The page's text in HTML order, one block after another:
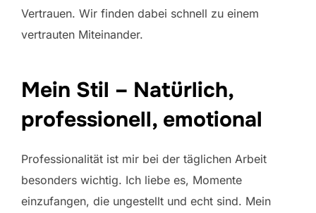
Vertrauen. Wir finden dabei schnell zu einem
vertrauten Miteinander.
Mein Stil – Natürlich,
professionell, emotional
Professionalität ist mir bei der täglichen Arbeit
besonders wichtig. Ich liebe es, Momente
einzufangen, die ungestellt und echt sind. Mein